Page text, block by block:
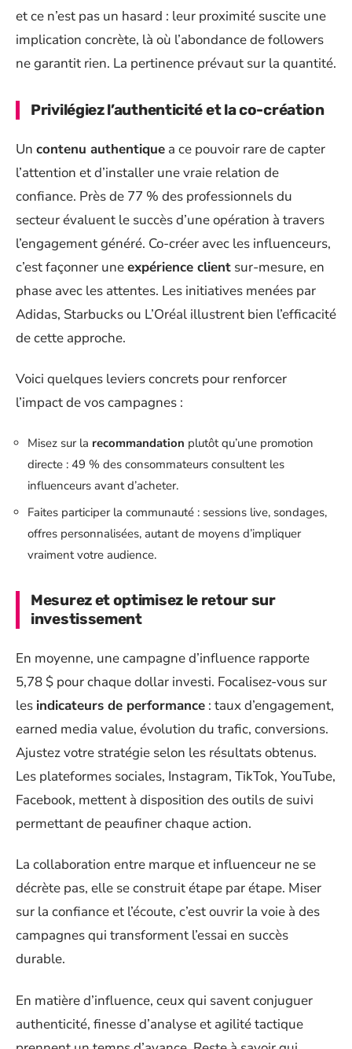
et ce n’est pas un hasard : leur proximité suscite une
implication concrète, là où l’abondance de followers
ne garantit rien. La pertinence prévaut sur la quantité.
Privilégiez l’authenticité et la co-création
Un contenu authentique a ce pouvoir rare de capter
l’attention et d’installer une vraie relation de
confiance. Près de 77 % des professionnels du
secteur évaluent le succès d’une opération à travers
l’engagement généré. Co-créer avec les influenceurs,
c’est façonner uneexpérience client sur-mesure, en
phase avec les attentes. Les initiatives menées par
Adidas, Starbucks ou L’Oréal illustrent bien l’efficacité
de cette approche.
Voici quelques leviers concrets pour renforcer
l’impact de vos campagnes :
Misez sur la recommandation plutôt qu’une promotion
directe : 49 % des consommateurs consultent les
influenceurs avant d’acheter.
Faites participer la communauté : sessions live, sondages,
offres personnalisées, autant de moyens d’impliquer
vraiment votre audience.
Mesurez et optimisez le retour sur
investissement
En moyenne, une campagne d’influence rapporte
5,78 $ pour chaque dollar investi. Focalisez-vous sur
les indicateurs de performance : taux d’engagement,
earned media value, évolution du trafic, conversions.
Ajustez votre stratégie selon les résultats obtenus.
Les plateformes sociales, Instagram, TikTok, YouTube,
Facebook, mettent à disposition des outils de suivi
permettant de peaufiner chaque action.
La collaboration entre marque et influenceur ne se
décrète pas, elle se construit étape par étape. Miser
sur la confiance et l’écoute, c’est ouvrir la voie à des
campagnes qui transforment l’essai en succès
durable.
En matière d’influence, ceux qui savent conjuguer
authenticité, finesse d’analyse et agilité tactique